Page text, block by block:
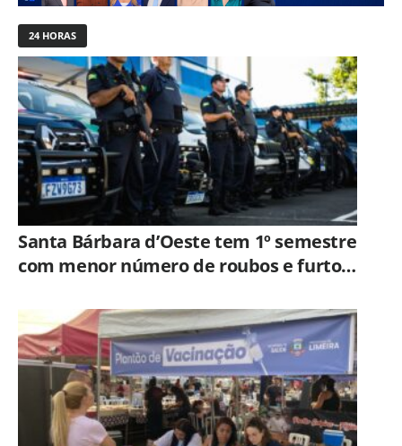
24 HORAS
Santa Bárbara d’Oeste tem 1º semestre
com menor número de roubos e furtos